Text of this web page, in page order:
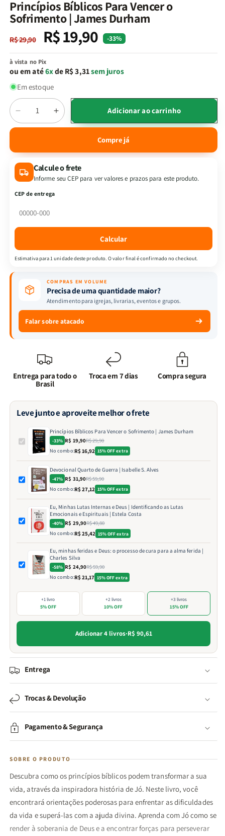
janela
modal
Princípios Bíblicos Para Vencer o
Sofrimento | James Durham
Preço
normal
R$ 29,90
Preço
promocional
R$ 19,90 -33%
à vista no Pix
ou em até6xde R$ 3,31sem juros
Em estoque
Quantidade
Diminuir
a
Princípios
Bíblicos
Para
Vencer
Sofrimento
Aumentar
a
quantidade
Princípios
Bíblicos
Para
Adicionar ao carrinho
Compre já
Calcule o frete
Informe seu CEP para ver valores e prazos para este produto.
CEP de entrega
Calcular
Estimativa para 1 unidade deste produto. O valor final é confirmado no checkout.
COMPRAS EM VOLUME
Precisa de uma quantidade maior?
Atendimento para igrejas, livrarias, eventos e grupos.
Falar sobre atacado
Entrega para todo o
Brasil
Troca em 7 dias Compra segura
Leve junto e aproveite melhor o frete
Princípios Bíblicos Para Vencer o Sofrimento | James Durham
-33% R$ 19,90R$ 29,90
No combo:R$ 16,92 15% OFF extra
Devocional Quarto de Guerra | Isabelle S. Alves
-47% R$ 31,90R$ 59,90
No combo:R$ 27,12 15% OFF extra
Eu, Minhas Lutas Internas e Deus | Identificando as Lutas
Emocionais e Espirituais | Estela Costa
-40% R$ 29,90R$ 49,80
No combo:R$ 25,42 15% OFF extra
Eu, minhas feridas e Deus: o processo de cura para a alma ferida |
Charles Silva
-58% R$ 24,90R$ 59,90
No combo:R$ 21,17 15% OFF extra
+1 livro
5% OFF
+2 livros
10% OFF
+3 livros
15% OFF
Adicionar 4 livros·R$ 90,61
Entrega
Trocas & Devolução
Pagamento & Segurança
SOBRE O PRODUTO
Descubra como os princípios bíblicos podem transformar a sua
vida, através da inspiradora história de Jó. Neste livro, você
encontrará orientações poderosas para enfrentar as dificuldades
da vida e superá-las com a ajuda divina. Aprenda com Jó como se
render à soberania de Deus e a encontrar forças para perseverar